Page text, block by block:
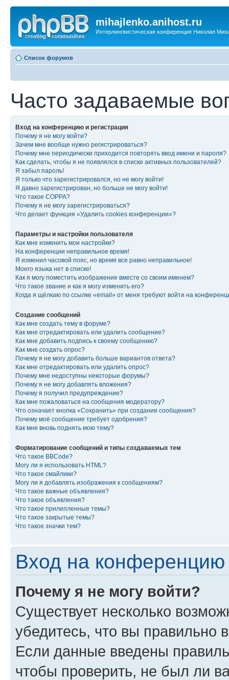
mihajlenko.anihost.ru
Интерлингвистическая конференция Николая
Список форумов
Часто задаваемые
Вход на конференцию и регистрация
Почему я не могу войти?
Зачем мне вообще нужно регистрироваться?
Почему мне периодически приходится повторять ввод имени и пароля?
Как сделать, чтобы я не появлялся в списке активных пользователей?
Я забыл пароль!
Я только что зарегистрировался, но не могу войти!
Я давно зарегистрирован, но больше не могу войти!
Что такое COPPA?
Почему я не могу зарегистрироваться?
Что делает функция «Удалить cookies конференции»?
Параметры и настройки пользователя
Как мне изменить мои настройки?
На конференции неправильное время!
Я изменил часовой пояс, но время все равно неправильное!
Моего языка нет в списке!
Как я могу поместить изображение вместе со своим именем?
Что такое звание и как я могу изменить его?
Когда я щёлкаю по ссылке «email» от меня требуют войти на
Создание сообщений
Как мне создать тему в форуме?
Как мне отредактировать или удалить сообщение?
Как мне добавить подпись к своему сообщению?
Как мне создать опрос?
Почему я не могу добавить больше вариантов ответа?
Как мне отредактировать или удалить опрос?
Почему мне недоступны некоторые форумы?
Почему я не могу добавлять вложения?
Почему я получил предупреждение?
Как мне пожаловаться на сообщения модератору?
Что означает кнопка «Сохранить» при создании сообщения?
Почему моё сообщение требует одобрения?
Как мне вновь поднять мою тему?
Форматирование сообщений и типы создаваемых тем
Что такое BBCode?
Могу ли я использовать HTML?
Что такое смайлики?
Могу ли я добавлять изображения к сообщениям?
Что такое важные объявления?
Что такое объявления?
Что такое прилепленные темы?
Что такое закрытые темы?
Что такое значки тем?
Вход на конференцию
Почему я не могу войти?
Существует несколько
убедитесь, что вы правильно
Если данные введены
чтобы проверить, не был ли